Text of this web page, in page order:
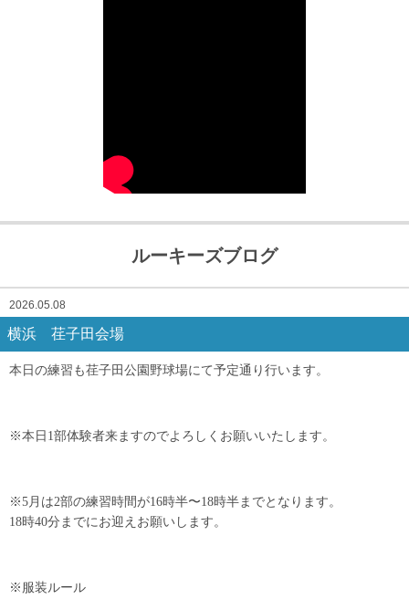
ルーキーズブログ
2026.05.08
横浜 荏子田会場
本日の練習も荏子田公園野球場にて予定通り行います。
※本日1部体験者来ますのでよろしくお願いいたします。
※5月は2部の練習時間が16時半〜18時半までとなります。
18時40分までにお迎えお願いします。
※服装ルール